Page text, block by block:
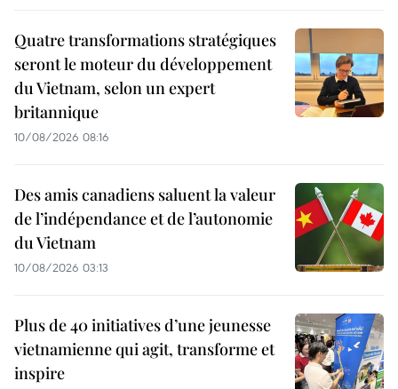
Quatre transformations stratégiques
seront le moteur du développement
du Vietnam, selon un expert
britannique
10/08/2026 08:16
Des amis canadiens saluent la valeur
de l’indépendance et de l’autonomie
du Vietnam
10/08/2026 03:13
Plus de 40 initiatives d’une jeunesse
vietnamienne qui agit, transforme et
inspire